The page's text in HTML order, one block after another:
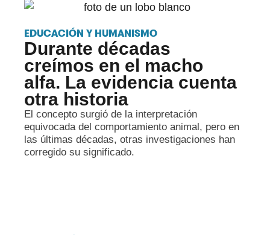
EDUCACIÓN Y HUMANISMO
Durante décadas
creímos en el macho
alfa. La evidencia cuenta
otra historia
El concepto surgió de la interpretación
equivocada del comportamiento animal, pero en
las últimas décadas, otras investigaciones han
corregido su significado.